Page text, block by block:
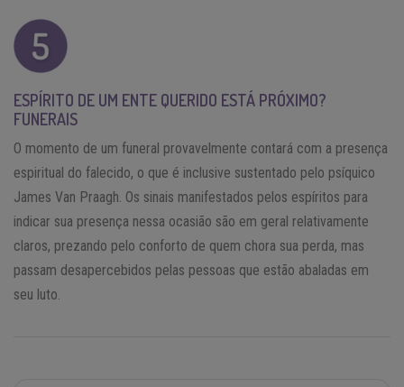
ESPÍRITO DE UM ENTE QUERIDO ESTÁ PRÓXIMO?
FUNERAIS
O momento de um funeral provavelmente contará com a presença
espiritual do falecido, o que é inclusive sustentado pelo psíquico
James Van Praagh. Os sinais manifestados pelos espíritos para
indicar sua presença nessa ocasião são em geral relativamente
claros, prezando pelo conforto de quem chora sua perda, mas
passam desapercebidos pelas pessoas que estão abaladas em
seu luto.